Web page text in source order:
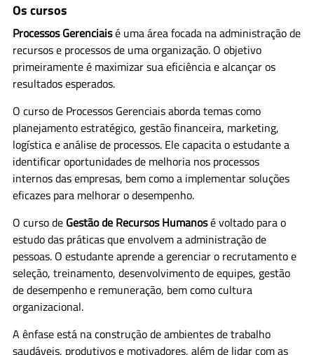
Os cursos
Processos Gerenciaisé uma área focada na administração de
recursos e processos de uma organização. O objetivo
primeiramente é maximizar sua eficiência e alcançar os
resultados esperados.
O curso de Processos Gerenciais aborda temas como
planejamento estratégico, gestão financeira, marketing,
logística e análise de processos. Ele capacita o estudante a
identificar oportunidades de melhoria nos processos
internos das empresas, bem como a implementar soluções
eficazes para melhorar o desempenho.
O curso de Gestão de Recursos Humanosé voltado para o
estudo das práticas que envolvem a administração de
pessoas. O estudante aprende a gerenciar o recrutamento e
seleção, treinamento, desenvolvimento de equipes, gestão
de desempenho e remuneração, bem como cultura
organizacional.
A ênfase está na construção de ambientes de trabalho
saudáveis, produtivos e motivadores, além de lidar com as